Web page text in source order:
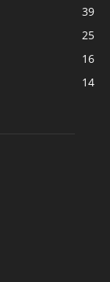
39
25
16
14